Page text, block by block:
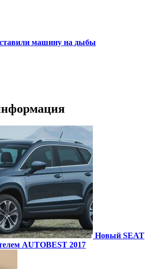
машину на дыбы
Новый SEAT
AUTOBEST 2017